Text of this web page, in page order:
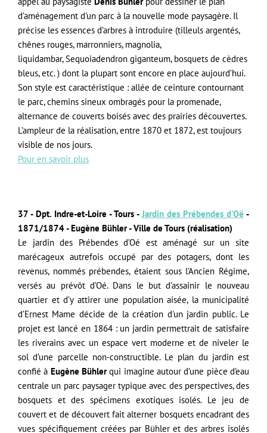
d’aménagement d'un parc à la nouvelle mode paysagère. Il
précise les essences d’arbres à introduire (tilleuls argentés,
chênes rouges, marronniers, magnolia,
liquidambar, Sequoiadendron giganteum, bosquets de cèdres
bleus, etc. ) dont la plupart sont encore en place aujourd’hui.
Son style est caractéristique : allée de ceinture contournant
le parc, chemins sineux ombragés pour la promenade,
alternance de couverts boisés avec des prairies découvertes.
L’ampleur de la réalisation, entre 1870 et 1872, est toujours
visible de nos jours.
Pour en savoir plus
37 - Dpt. Indre-et-Loire - Tours -Jardin des Prébendes d'Oë -
1871/1874 - Eugène Bühler - Ville de Tours (réalisation)
Le jardin des Prébendes d’Oé est aménagé sur un site
marécageux autrefois occupé par des potagers, dont les
revenus, nommés prébendes, étaient sous l’Ancien Régime,
versés au prévôt d’Oé. Dans le but d’assainir le nouveau
quartier et d’y attirer une population aisée, la municipalité
d’Ernest Mame décide de la création d'un jardin public. Le
projet est lancé en 1864 : un jardin permettraitde satisfaire
les riverains avec un espace vert moderne et de niveler le
sol d’une parcelle non-constructible. Le plan du jardin est
confié à Eugène Bühlerqui imagine autourd’une pièce d’eau
centrale un parc paysager typique avec des perspectives, des
bosquets et des spécimens exotiques isolés. Le jeu de
couvert et de découvert fait alterner bosquets encadrant des
vues spécifiquement créées par Bühler et des arbres isolés